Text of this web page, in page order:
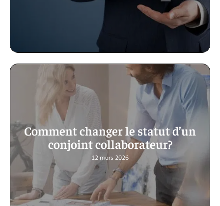
Comment changer le statut d’un
conjoint collaborateur?
12 mars 2026